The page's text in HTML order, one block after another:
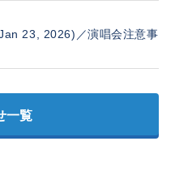
23, 2026)／演唱会注意事
一覧